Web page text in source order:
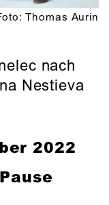
Thomas Aurin
nach
Nestieva
2022